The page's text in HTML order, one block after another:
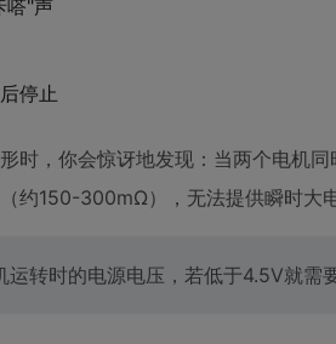
嗒"声
停止
时，你会惊讶地发现：当两个电机
约150-300mΩ），无法提供瞬时大电
运转时的电源电压，若低于4.5V就需